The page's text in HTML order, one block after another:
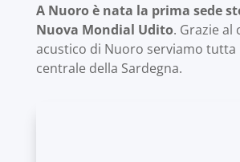
A Nuoro è nata la prima sede
Nuova Mondial Udito. Grazie al
acustico di Nuoro serviamo tutta
centrale della Sardegna.